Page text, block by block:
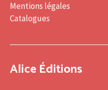
Mentions légales
Catalogues
Alice Éditions